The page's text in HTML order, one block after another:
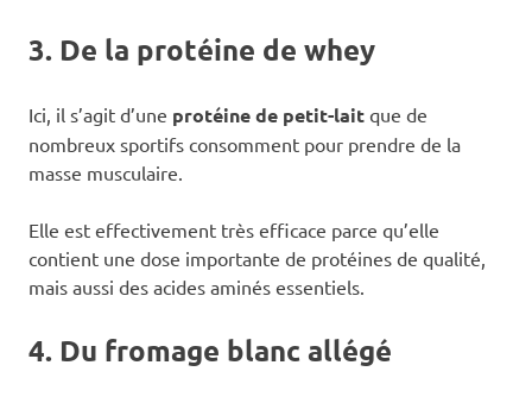
3. De la protéine de whey
Ici, il s’agit d’une protéine de petit-lait que de
nombreux sportifs consomment pour prendre de la
masse musculaire.
Elle est effectivement très efficace parce qu’elle
contient une dose importante de protéines de qualité,
mais aussi des acides aminés essentiels.
4. Du fromage blanc allégé